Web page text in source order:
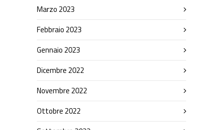
Marzo 2023
Febbraio 2023
Gennaio 2023
Dicembre 2022
Novembre 2022
Ottobre 2022